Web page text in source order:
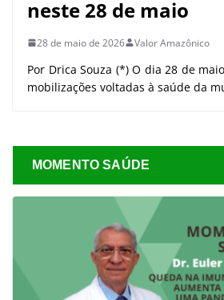
neste 28 de maio
28 de maio de 2026 Valor Amazônico
Por Drica Souza (*) O dia 28 de
mobilizações voltadas à saúde da
MOMENTO SAÚDE